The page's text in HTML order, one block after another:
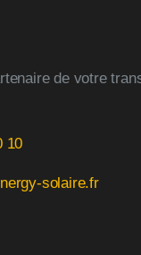
de votre
10
solaire.fr